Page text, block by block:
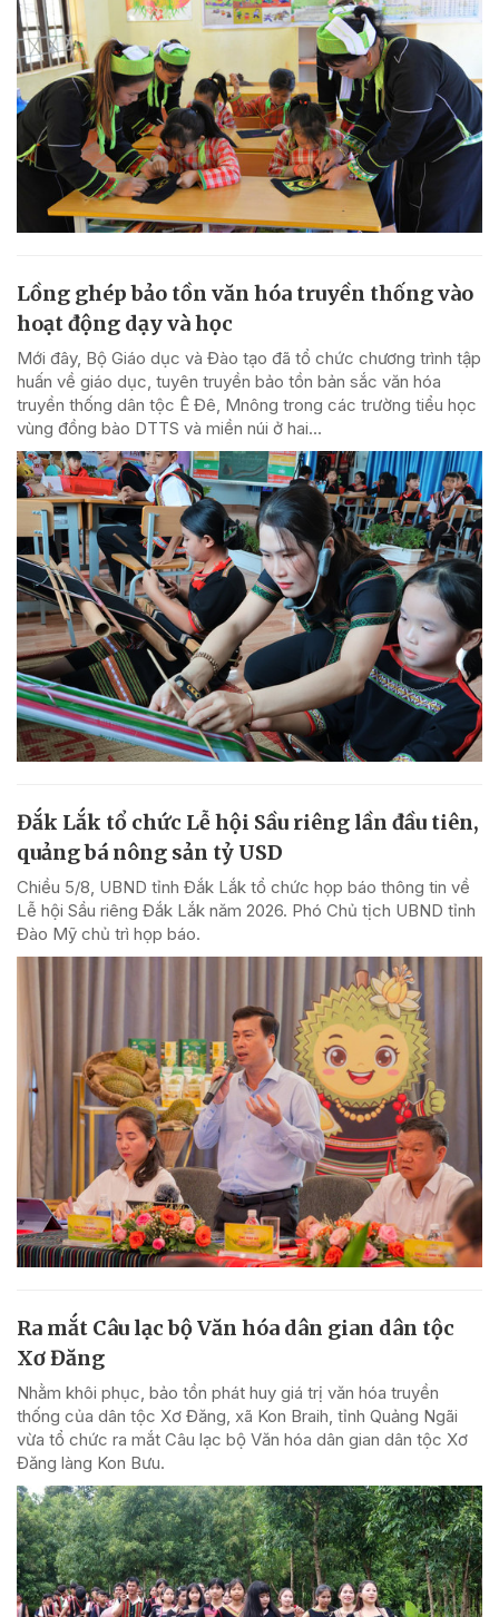
Lồng ghép bảo tồn văn hóa truyền thống vào
hoạt động dạy và học
Mới đây, Bộ Giáo dục và Đào tạo đã tổ chức chương trình tập
huấn về giáo dục, tuyên truyền bảo tồn bản sắc văn hóa
truyền thống dân tộc Ê Đê, Mnông trong các trường tiểu học
vùng đồng bào DTTS và miền núi ở hai...
Đắk Lắk tổ chức Lễ hội Sầu riêng lần đầu tiên,
quảng bá nông sản tỷ USD
Chiều 5/8, UBND tỉnh Đắk Lắk tổ chức họp báo thông tin về
Lễ hội Sầu riêng Đắk Lắk năm 2026. Phó Chủ tịch UBND tỉnh
Đào Mỹ chủ trì họp báo.
Ra mắt Câu lạc bộ Văn hóa dân gian dân tộc
Xơ Đăng
Nhằm khôi phục, bảo tồn phát huy giá trị văn hóa truyền
thống của dân tộc Xơ Đăng, xã Kon Braih, tỉnh Quảng Ngãi
vừa tổ chức ra mắt Câu lạc bộ Văn hóa dân gian dân tộc Xơ
Đăng làng Kon Bưu.